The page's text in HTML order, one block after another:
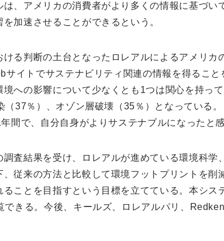
は、アメリカの消費者がより多くの情報に基づ
加速させることができるという。
る判断の土台となったロレアルによるアメリカ
サイトでサステナビリティ関連の情報を得ること
境への影響について少なくとも1つは関心を持っ
（37％）、オゾン層破壊（35％）となっている。
間で、自分自身がよりサステナブルになったと
調査結果を受け、ロレアルが進めている環境科
、従来の方法と比較して環境フットプリントを
ることを目指すという目標を立てている。本シ
できる。今後、キールズ、ロレアルパリ、